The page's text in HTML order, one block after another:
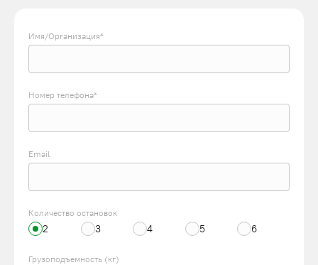
Имя/Организация*
Номер телефона*
Email
Количество остановок
2 3 4 5 6
Грузоподъемность (кг)